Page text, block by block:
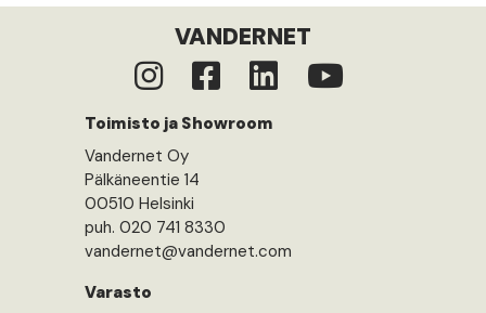
VANDERNET
Toimisto ja Showroom
Vandernet Oy
Pälkäneentie 14
00510 Helsinki
puh. 020 741 8330
vandernet@vandernet.com
Varasto